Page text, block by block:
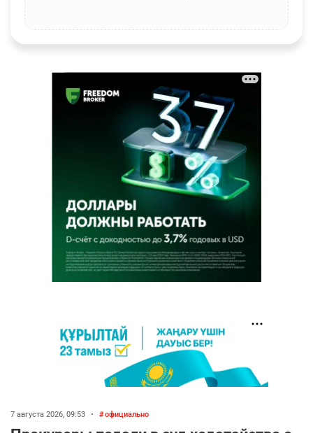
7 августа 2026, 09:53 • официально